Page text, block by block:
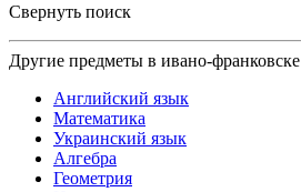
Свернуть поиск
Другие предметы в ивано-франковске
Английский язык
Математика
Украинский язык
Алгебра
Геометрия